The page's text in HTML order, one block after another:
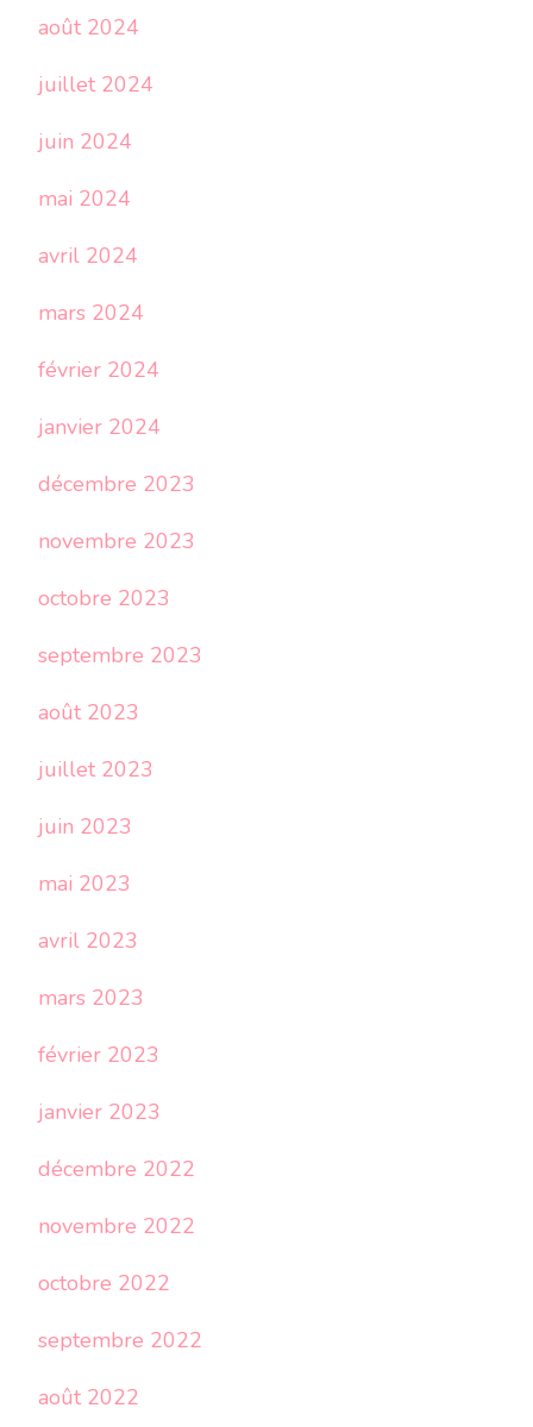
août 2024
juillet 2024
juin 2024
mai 2024
avril 2024
mars 2024
février 2024
janvier 2024
décembre 2023
novembre 2023
octobre 2023
septembre 2023
août 2023
juillet 2023
juin 2023
mai 2023
avril 2023
mars 2023
février 2023
janvier 2023
décembre 2022
novembre 2022
octobre 2022
septembre 2022
août 2022